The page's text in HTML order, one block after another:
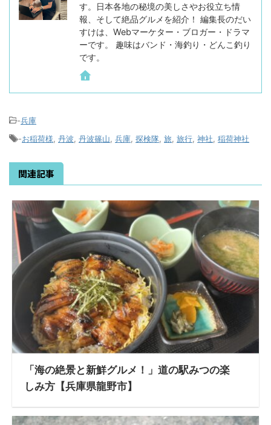
す。日本各地の秘境の美しさやお役立ち情
報、そして絶品グルメを紹介！ 編集長のだい
すけは、Webマーケター・ブロガー・ドラマ
ーです。 趣味はバンド・海釣り・どんこ釣り
です。
-兵庫
-お稲荷様 丹波 丹波篠山 兵庫 探検隊 旅 旅行 神社 稲荷神社
関連記事
「海の絶景と新鮮グルメ！」道の駅みつの楽
しみ方【兵庫県龍野市】